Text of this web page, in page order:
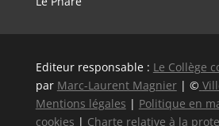
Editeur responsable : Le Collège
par Marc-Laurent Magnier| ©
Mentions légales | Politique en
cookies | Charte relative à la